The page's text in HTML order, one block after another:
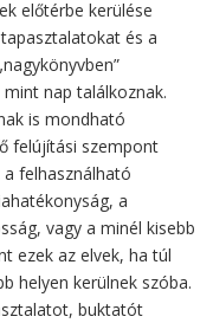
előtérbe kerülése
és a
nap találkoznak.
is mondható
felújítási szempont
felhasználható
a
vagy a minél kisebb
ezek az elvek, ha túl
helyen kerülnek szóba.
buktatót